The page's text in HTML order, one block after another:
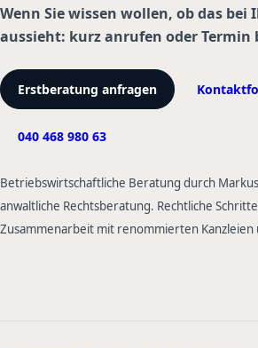
Wenn Sie wissen wollen, ob das bei
aussieht: kurz anrufen oder Termin
Erstberatung anfragen
040 468 980 63
Betriebswirtschaftliche Beratung durch
anwaltliche Rechtsberatung. Rechtliche
Zusammenarbeit mit renommierten Kanzleien